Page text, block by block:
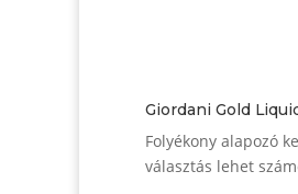
Giordani Gold
Folyékony alapozó
választás lehet